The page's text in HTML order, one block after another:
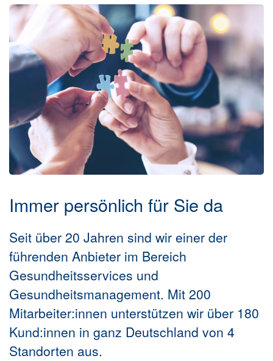
Immer persönlich für Sie da
Seit über 20 Jahren sind wir einer der
führenden Anbieter im Bereich
Gesundheitsservices und
Gesundheitsmanagement. Mit 200
Mitarbeiter:innen unterstützen wir über 180
Kund:innen in ganz Deutschland von 4
Standorten aus.